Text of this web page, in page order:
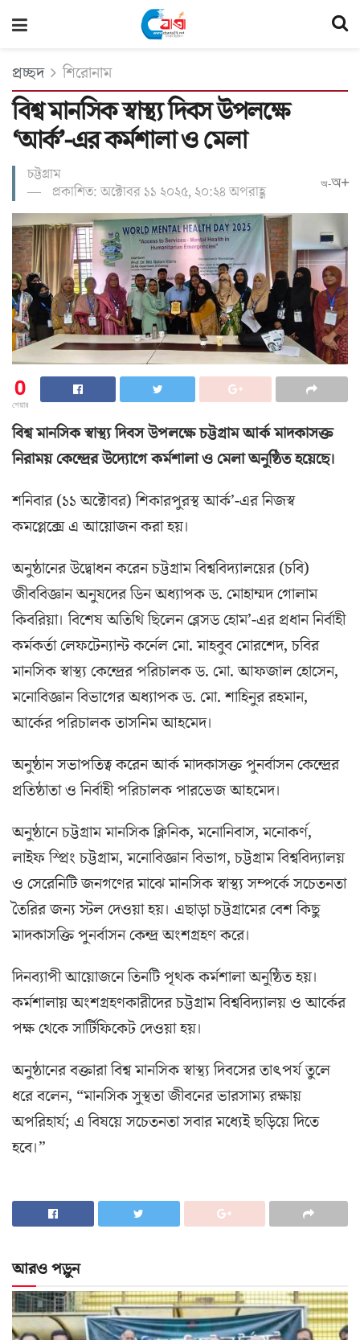
প্রচ্ছদ শিরোনাম
বিশ্ব মানসিক স্বাস্থ্য দিবস উপলক্ষে
‘আর্ক’-এর কর্মশালা ও মেলা
চট্টগ্রাম
প্রকাশিত: অক্টোবর ১১ ২০২৫, ২০:২৪ অপরাহ্ণ
অ-অ+
0
শেয়ার
বিশ্ব মানসিক স্বাস্থ্য দিবস উপলক্ষে চট্টগ্রাম আর্ক মাদকাসক্ত
নিরাময় কেন্দ্রের উদ্যোগে কর্মশালা ও মেলা অনুষ্ঠিত হয়েছে।
শনিবার (১১ অক্টোবর) শিকারপুরস্থ আর্ক’-এর নিজস্ব
কমপ্লেক্সে এ আয়োজন করা হয়।
অনুষ্ঠানের উদ্বোধন করেন চট্টগ্রাম বিশ্ববিদ্যালয়ের (চবি)
জীববিজ্ঞান অনুষদের ডিন অধ্যাপক ড. মোহাম্মদ গোলাম
কিবরিয়া। বিশেষ অতিথি ছিলেন ব্লেসড হোম’-এর প্রধান নির্বাহী
কর্মকর্তা লেফটেন্যান্ট কর্নেল মো. মাহবুব মোরশেদ, চবির
মানসিক স্বাস্থ্য কেন্দ্রের পরিচালক ড. মো. আফজাল হোসেন,
মনোবিজ্ঞান বিভাগের অধ্যাপক ড. মো. শাহিনুর রহমান,
আর্কের পরিচালক তাসনিম আহমেদ।
অনুষ্ঠান সভাপতিত্ব করেন আর্ক মাদকাসক্ত পুনর্বাসন কেন্দ্রের
প্রতিষ্ঠাতা ও নির্বাহী পরিচালক পারভেজ আহমেদ।
অনুষ্ঠানে চট্টগ্রাম মানসিক ক্লিনিক, মনোনিবাস, মনোকর্ণ,
লাইফ স্প্রিং চট্টগ্রাম, মনোবিজ্ঞান বিভাগ, চট্টগ্রাম বিশ্ববিদ্যালয়
ও সেরেনিটি জনগণের মাঝে মানসিক স্বাস্থ্য সম্পর্কে সচেতনতা
তৈরির জন্য স্টল দেওয়া হয়। এছাড়া চট্টগ্রামের বেশ কিছু
মাদকাসক্তি পুনর্বাসন কেন্দ্র অংশগ্রহণ করে।
দিনব্যাপী আয়োজনে তিনটি পৃথক কর্মশালা অনুষ্ঠিত হয়।
কর্মশালায় অংশগ্রহণকারীদের চট্টগ্রাম বিশ্ববিদ্যালয় ও আর্কের
পক্ষ থেকে সার্টিফিকেট দেওয়া হয়।
অনুষ্ঠানের বক্তারা বিশ্ব মানসিক স্বাস্থ্য দিবসের তাৎপর্য তুলে
ধরে বলেন, “মানসিক সুস্থতা জীবনের ভারসাম্য রক্ষায়
অপরিহার্য; এ বিষয়ে সচেতনতা সবার মধ্যেই ছড়িয়ে দিতে
হবে।”
আরও পড়ুন